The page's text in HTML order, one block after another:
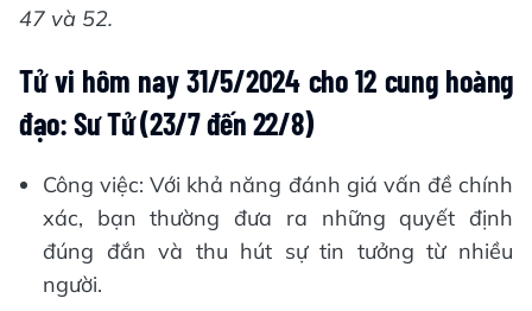
47 và 52.
Tử vi hôm nay 31/5/2024 cho 12 cung hoàng
đạo: Sư Tử (23/7 đến 22/8)
Công việc: Với khả năng đánh giá vấn đề chính
xác, bạn thường đưa ra những quyết định
đúng đắn và thu hút sự tin tưởng từ nhiều
người.